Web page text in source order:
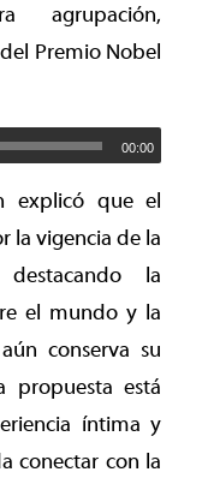
agrupación,
Premio Nobel
00:00
explicó que el
la vigencia de la
la
el mundo y la
conserva su
propuesta está
íntima y
conectar con la